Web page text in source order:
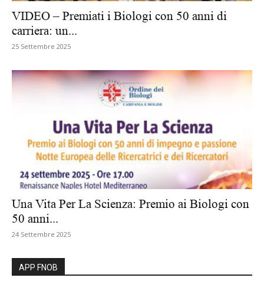
VIDEO – Premiati i Biologi con 50 anni di
carriera: un...
25 Settembre 2025
Una Vita Per La Scienza: Premio ai Biologi con
50 anni...
24 Settembre 2025
APP FNOB